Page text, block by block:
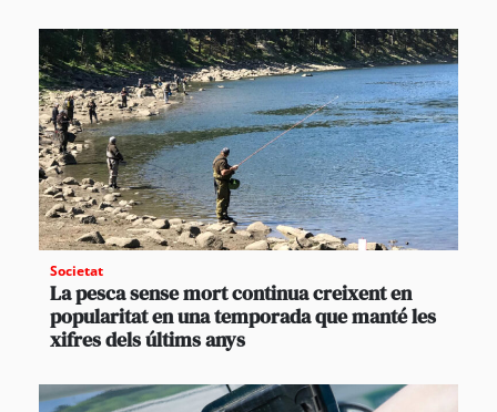
Societat
La pesca sense mort continua creixent en
popularitat en una temporada que manté les
xifres dels últims anys